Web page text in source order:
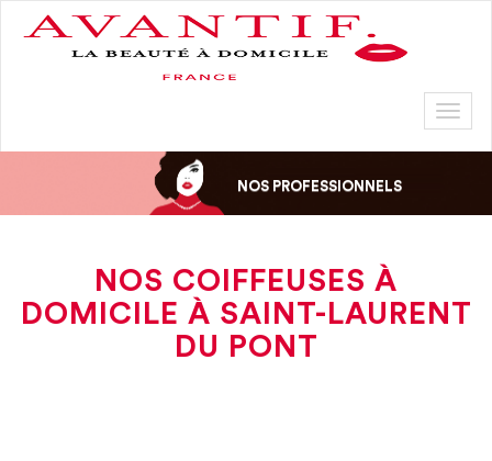
NOS PROFESSIONNELS
NOS COIFFEUSES À
DOMICILE À SAINT-LAURENT
DU PONT